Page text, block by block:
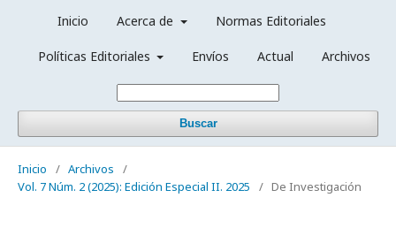
Inicio Acerca de Normas Editoriales
Políticas Editoriales Envíos Actual Archivos
Buscar
Inicio / Archivos
/
Vol. 7 Núm. 2 (2025): Edición Especial II. 2025
/ De Investigación